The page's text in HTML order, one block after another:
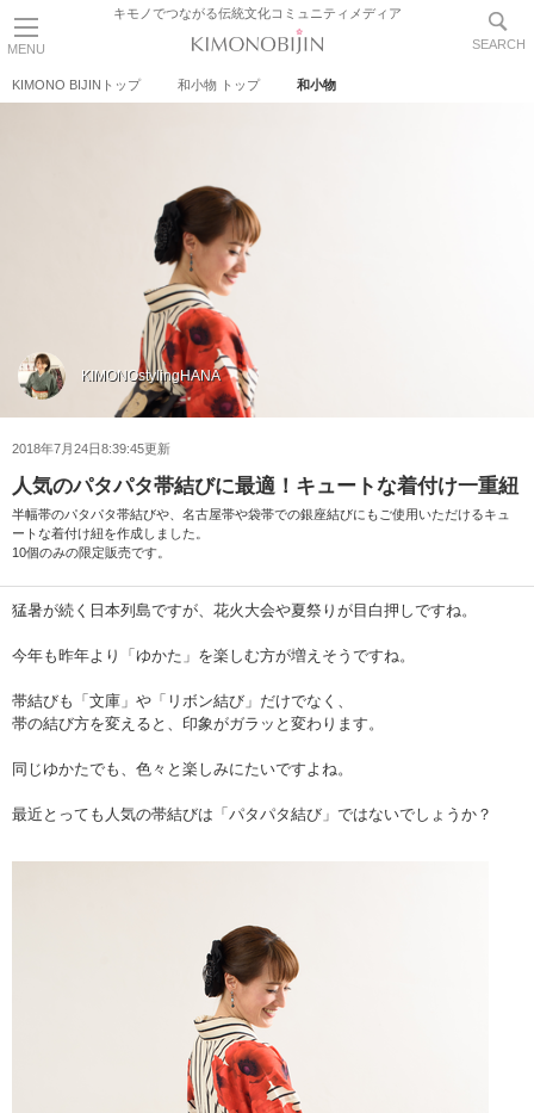
MENU
キモノでつながる伝統文化コミュニティメディア
SEARCH
KIMONO BIJINトップ 和小物 トップ 和小物
KIMONOstylingHANA
2018年7月24日8:39:45更新
人気のパタパタ帯結びに最適！キュートな着付け一重紐
半幅帯のパタパタ帯結びや、名古屋帯や袋帯での銀座結びにもご使用いただけるキュ
ートな着付け紐を作成しました。
10個のみの限定販売です。
猛暑が続く日本列島ですが、花火大会や夏祭りが目白押しですね。
今年も昨年より「ゆかた」を楽しむ方が増えそうですね。
帯結びも「文庫」や「リボン結び」だけでなく、
帯の結び方を変えると、印象がガラッと変わります。
同じゆかたでも、色々と楽しみにたいですよね。
最近とっても人気の帯結びは「パタパタ結び」ではないでしょうか？